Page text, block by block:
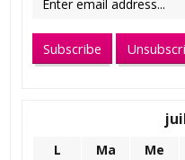
L Ma Me